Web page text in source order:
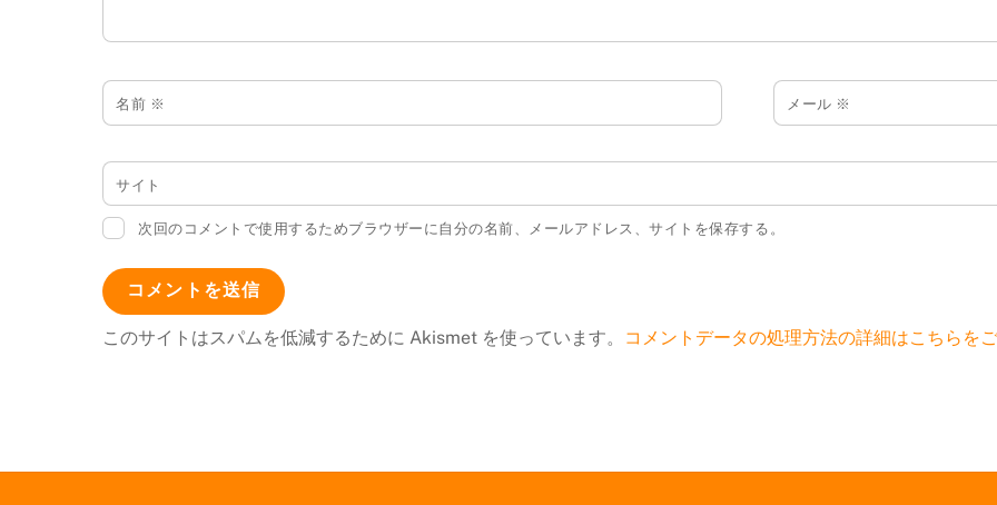
名前 ※ メール ※
サイト
次回のコメントで使用するためブラウザーに自分の名前、メールアドレス、サイトを保存する。
このサイトはスパムを低減するために Akismet を使っています。 コメントデータの処理方法の詳細はこちらを